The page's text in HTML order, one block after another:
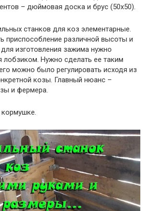
– дюймовая доска и брус (50х50).
станков для коз элементарные.
приспособление различной высоты и
изготовления зажима нужно
лобзиком. Нужно сделать ее таким
можно было регулировать исходя из
козы. Главный нюанс –
и фермера.